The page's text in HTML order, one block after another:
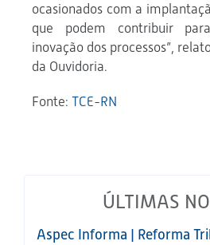
ocasionados com a
que podem contribuir
inovação dos processos”,
da Ouvidoria.
Fonte: TCE-RN
ÚLTIMAS
Aspec Informa | Reforma